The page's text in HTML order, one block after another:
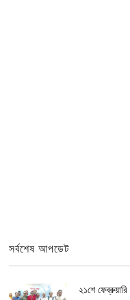
সর্বশেষ আপডেট
২১শে ফেব্রুয়ারি